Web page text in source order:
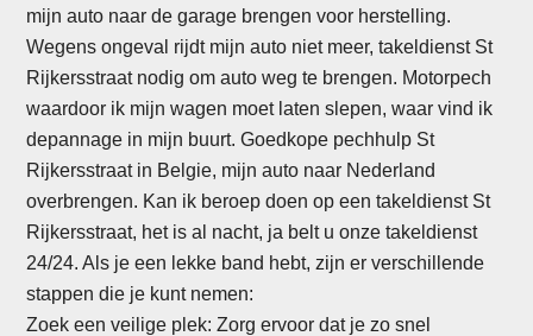
mijn auto naar de garage brengen voor herstelling.
Wegens ongeval rijdt mijn auto niet meer, takeldienst St
Rijkersstraat nodig om auto weg te brengen. Motorpech
waardoor ik mijn wagen moet laten slepen, waar vind ik
depannage in mijn buurt. Goedkope pechhulp St
Rijkersstraat in Belgie, mijn auto naar Nederland
overbrengen. Kan ik beroep doen op een takeldienst St
Rijkersstraat, het is al nacht, ja belt u onze takeldienst
24/24. Als je een lekke band hebt, zijn er verschillende
stappen die je kunt nemen:
Zoek een veilige plek: Zorg ervoor dat je zo snel